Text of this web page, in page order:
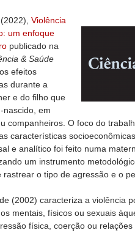
Violência
um enfoque
publicado na
& Saúde
efeitos
durante a
e do filho que
nascido, em
companheiros. O foco do
características
e analítico foi feito numa
um instrumento
o tipo de agressão e o
(2002) caracteriza a violência
mentais, físicos ou sexuais
física, coerção ou